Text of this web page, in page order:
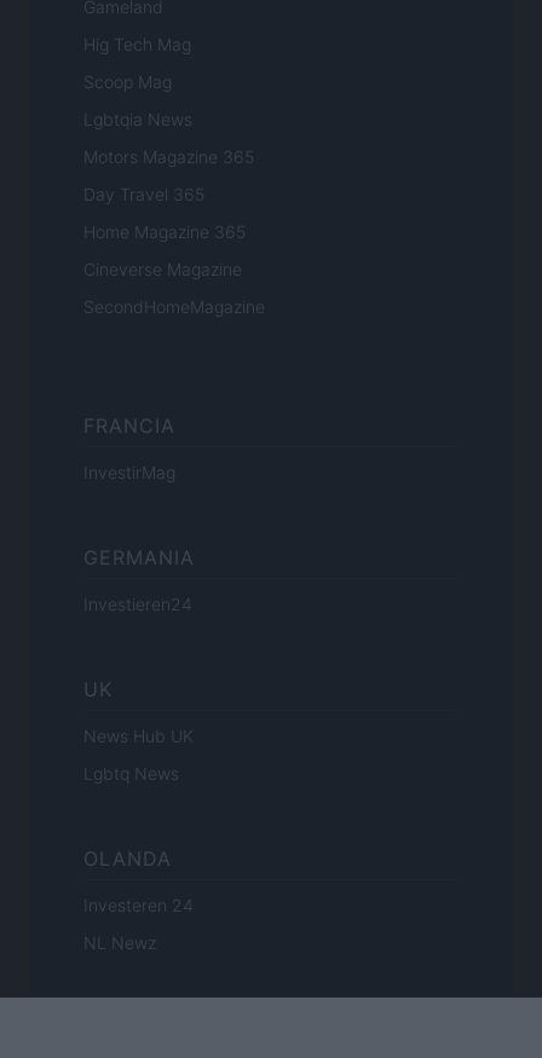
Gameland
Hig Tech Mag
Scoop Mag
Lgbtqia News
Motors Magazine 365
Day Travel 365
Home Magazine 365
Cineverse Magazine
SecondHomeMagazine
FRANCIA
InvestirMag
GERMANIA
Investieren24
UK
News Hub UK
Lgbtq News
OLANDA
Investeren 24
NL Newz